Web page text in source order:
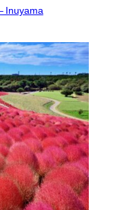
Inuyama